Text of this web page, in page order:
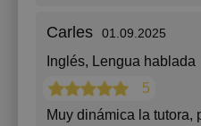
Carles 01.09.2025
Inglés, Lengua hablada
5
Muy dinámica la tutora,